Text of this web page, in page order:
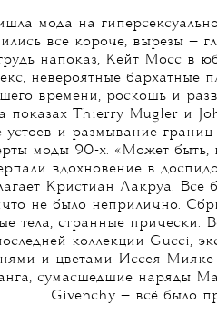
мода на
все короче, вырезы —
напоказ, Кейт Мосс в
невероятные бархатные
времени, роскошь и
показах Thierry Mugler и
и размывание границ
моды 90-х. «Может быть,
вдохновение в
Кристиан Лакруа. Все
не было неприлично.
тела, странные прически.
коллекции Gucci,
и цветами Иссея Мияке
сумасшедшие наряды
Givenchy — всё было